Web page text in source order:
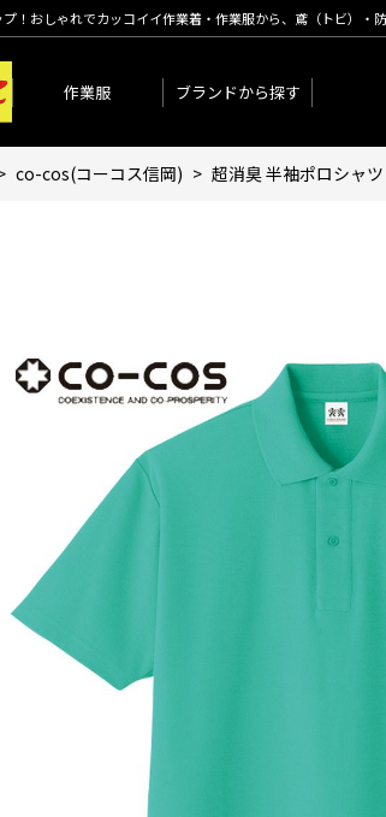
！おしゃれでカッコイイ作業着・作業服から、鳶（トビ）・
作業服 ブランドから探す
co-cos(コーコス信岡) > 超消臭 半袖ポロシャ